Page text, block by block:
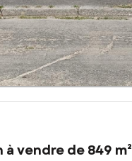
vendre de 849 m²